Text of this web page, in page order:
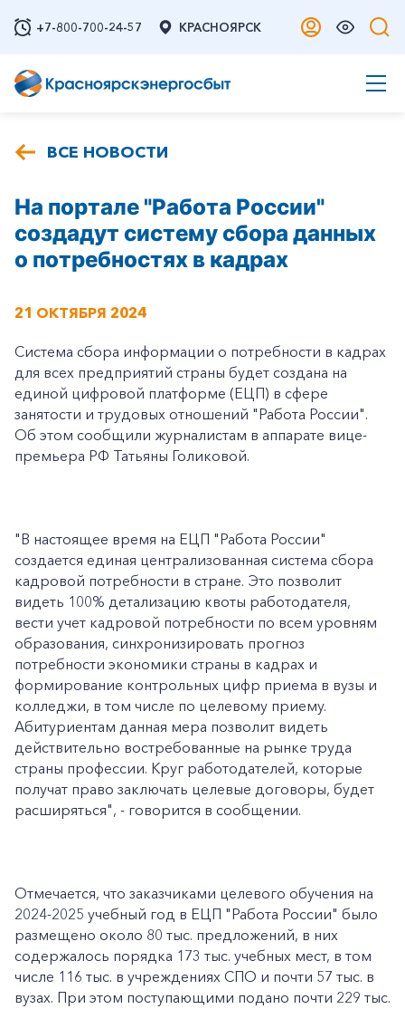
+7-800-700-24-57 КРАСНОЯРСК
ВСЕ НОВОСТИ
На портале "Работа России"
создадут систему сбора данных
о потребностях в кадрах
21 ОКТЯБРЯ 2024
Система сбора информации о потребности в кадрах
для всех предприятий страны будет создана на
единой цифровой платформе (ЕЦП) в сфере
занятости и трудовых отношений "Работа России".
Об этом сообщили журналистам в аппарате вице-
премьера РФ Татьяны Голиковой.
"В настоящее время на ЕЦП "Работа России"
создается единая централизованная система сбора
кадровой потребности в стране. Это позволит
видеть 100% детализацию квоты работодателя,
вести учет кадровой потребности по всем уровням
образования, синхронизировать прогноз
потребности экономики страны в кадрах и
формирование контрольных цифр приема в вузы и
колледжи, в том числе по целевому приему.
Абитуриентам данная мера позволит видеть
действительно востребованные на рынке труда
страны профессии. Круг работодателей, которые
получат право заключать целевые договоры, будет
расширяться", - говорится в сообщении.
Отмечается, что заказчиками целевого обучения на
2024-2025 учебный год в ЕЦП "Работа России" было
размещено около 80 тыс. предложений, в них
содержалось порядка 173 тыс. учебных мест, в том
числе 116 тыс. в учреждениях СПО и почти 57 тыс. в
вузах. При этом поступающими подано почти 229 тыс.